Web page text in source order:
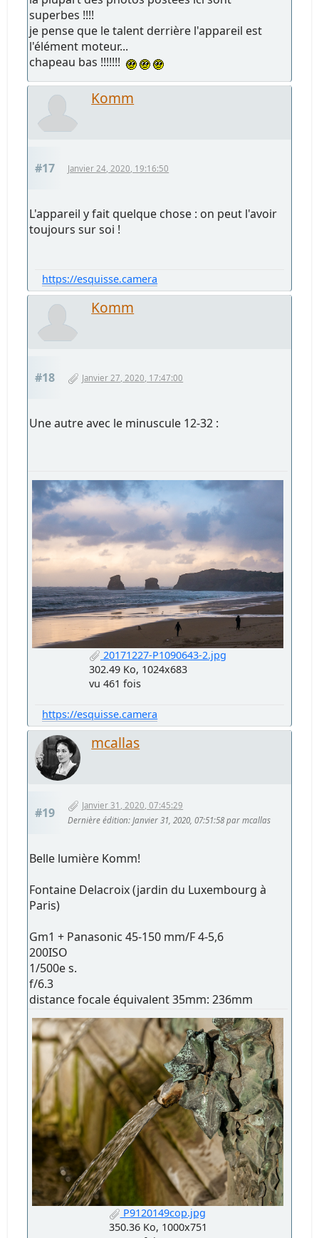
superbes !!!!
je pense que le talent derrière l'appareil est
l'élément moteur...
chapeau bas !!!!!!!
Komm
#17 Janvier 24, 2020, 19:16:50
L'appareil y fait quelque chose : on peut l'avoir
toujours sur soi !
https://esquisse.camera
Komm
#18 Janvier 27, 2020, 17:47:00
Une autre avec le minuscule 12-32 :
20171227-P1090643-2.jpg
302.49 Ko, 1024x683
vu 461 fois
https://esquisse.camera
mcallas
#19
Janvier 31, 2020, 07:45:29
Dernière édition: Janvier 31, 2020, 07:51:58 par mcallas
Belle lumière Komm!
Fontaine Delacroix (jardin du Luxembourg à
Paris)
Gm1 + Panasonic 45-150 mm/F 4-5,6
200ISO
1/500e s.
f/6.3
distance focale équivalent 35mm: 236mm
P9120149cop.jpg
350.36 Ko, 1000x751